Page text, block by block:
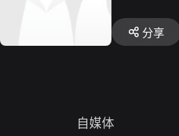
分享
自媒体